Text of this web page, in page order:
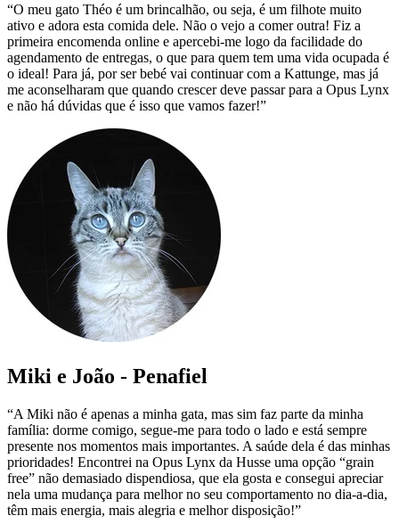
“O meu gato Théo é um brincalhão, ou seja, é um filhote muito
ativo e adora esta comida dele. Não o vejo a comer outra! Fiz a
primeira encomenda online e apercebi-me logo da facilidade do
agendamento de entregas, o que para quem tem uma vida ocupada é
o ideal! Para já, por ser bebé vai continuar com a Kattunge, mas já
me aconselharam que quando crescer deve passar para a Opus Lynx
e não há dúvidas que é isso que vamos fazer!”
Miki e João - Penafiel
“A Miki não é apenas a minha gata, mas sim faz parte da minha
família: dorme comigo, segue-me para todo o lado e está sempre
presente nos momentos mais importantes. A saúde dela é das minhas
prioridades! Encontrei na Opus Lynx da Husse uma opção “grain
free” não demasiado dispendiosa, que ela gosta e consegui apreciar
nela uma mudança para melhor no seu comportamento no dia-a-dia,
têm mais energia, mais alegria e melhor disposição!”